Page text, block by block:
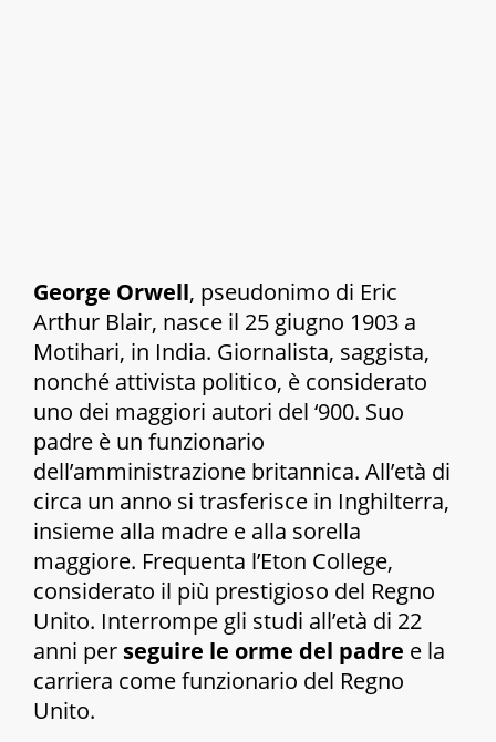
George Orwell, pseudonimo di Eric
Arthur Blair, nasce il 25 giugno 1903 a
Motihari, in India. Giornalista, saggista,
nonché attivista politico, è considerato
uno dei maggiori autori del ‘900. Suo
padre è un funzionario
dell’amministrazione britannica. All’età di
circa un anno si trasferisce in Inghilterra,
insieme alla madre e alla sorella
maggiore. Frequenta l’Eton College,
considerato il più prestigioso del Regno
Unito. Interrompe gli studi all’età di 22
anni per seguire le orme del padre e la
carriera come funzionario del Regno
Unito.